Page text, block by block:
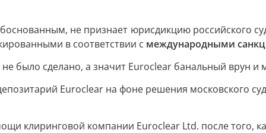
не признает юрисдикцию российского
в соответствии с международными
было сделано, а значит Euroclear банальный врун и
Euroclear на фоне решения московского
клиринговой компании Euroclear Ltd. после того,